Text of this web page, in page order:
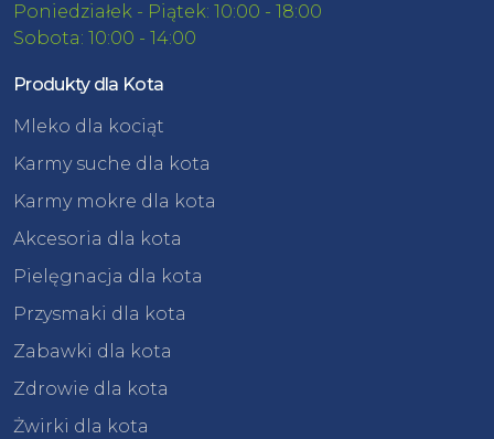
Poniedziałek - Piątek: 10:00 - 18:00
Sobota: 10:00 - 14:00
Produkty dla Kota
Mleko dla kociąt
Karmy suche dla kota
Karmy mokre dla kota
Akcesoria dla kota
Pielęgnacja dla kota
Przysmaki dla kota
Zabawki dla kota
Zdrowie dla kota
Żwirki dla kota